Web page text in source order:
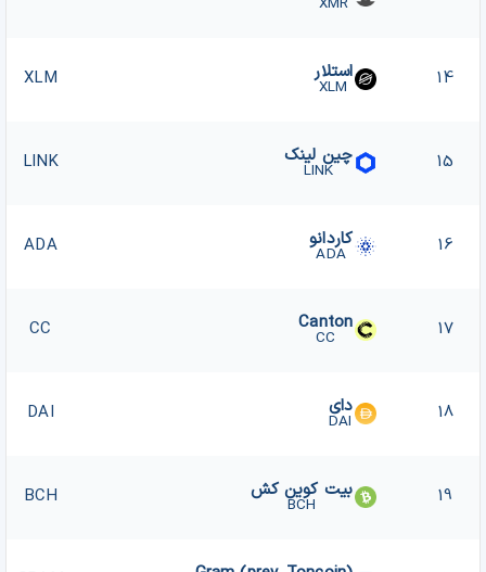
14 استلار
XLM
XLM
15 چین لینک
LINK
LINK
16 کاردانو
ADA
ADA
17
Canton
CC
CC
18 دای
DAI
DAI
19 بیت کوین کش
BCH
BCH